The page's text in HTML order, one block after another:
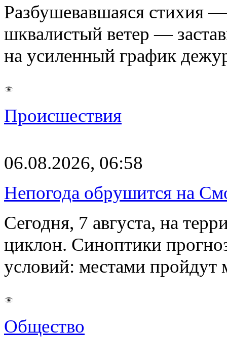
Разбушевавшаяся стихия
шквалистый ветер —
на усиленный график
Происшествия
06.08.2026, 06:58
Непогода обрушится на
Сегодня, 7 августа, на
циклон. Синоптики
условий: местами
Общество